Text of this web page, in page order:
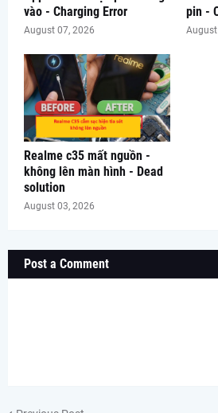
vào - Charging Error
August 07, 2026
pin -
Realme c35 mất nguồn -
không lên màn hình - Dead
solution
August 03, 2026
Post a Comment